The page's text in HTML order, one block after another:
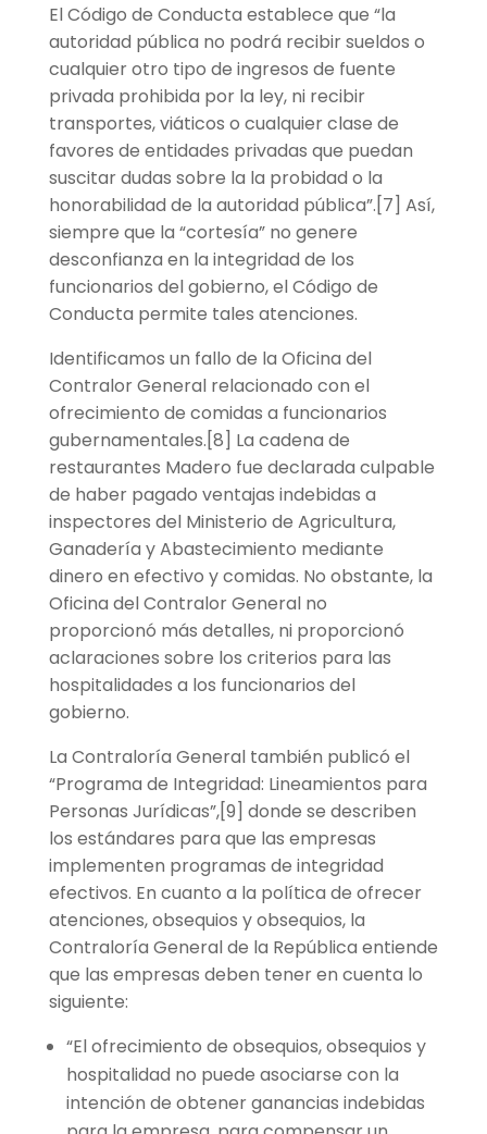
El Código de Conducta establece que “la
autoridad pública no podrá recibir sueldos o
cualquier otro tipo de ingresos de fuente
privada prohibida por la ley, ni recibir
transportes, viáticos o cualquier clase de
favores de entidades privadas que puedan
suscitar dudas sobre la la probidad o la
honorabilidad de la autoridad pública”.[7] Así,
siempre que la “cortesía” no genere
desconfianza en la integridad de los
funcionarios del gobierno, el Código de
Conducta permite tales atenciones.
Identificamos un fallo de la Oficina del
Contralor General relacionado con el
ofrecimiento de comidas a funcionarios
gubernamentales.[8] La cadena de
restaurantes Madero fue declarada culpable
de haber pagado ventajas indebidas a
inspectores del Ministerio de Agricultura,
Ganadería y Abastecimiento mediante
dinero en efectivo y comidas. No obstante, la
Oficina del Contralor General no
proporcionó más detalles, ni proporcionó
aclaraciones sobre los criterios para las
hospitalidades a los funcionarios del
gobierno.
La Contraloría General también publicó el
“Programa de Integridad: Lineamientos para
Personas Jurídicas”,[9] donde se describen
los estándares para que las empresas
implementen programas de integridad
efectivos. En cuanto a la política de ofrecer
atenciones, obsequios y obsequios, la
Contraloría General de la República entiende
que las empresas deben tener en cuenta lo
siguiente:
“El ofrecimiento de obsequios, obsequios y
hospitalidad no puede asociarse con la
intención de obtener ganancias indebidas